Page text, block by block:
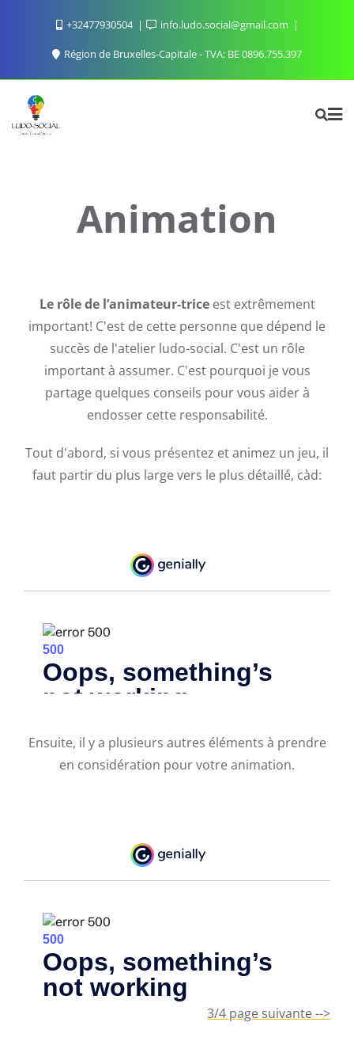
+32477930504 info.ludo.social@gmail.com
Région de Bruxelles-Capitale - TVA: BE 0896.755.397
Animation
Le rôle de l’animateur-triceest extrêmement
important! C'est de cette personne que dépend le
succès de l'atelier ludo-social. C'est un rôle
important à assumer. C'est pourquoi je vous
partage quelques conseils pour vous aider à
endosser cette responsabilité.
Tout d'abord, si vous présentez et animez un jeu, il
faut partir du plus large vers le plus détaillé, càd:
Ensuite, il y a plusieurs autres éléments à prendre
en considération pour votre animation.
3/4 page suivante -->